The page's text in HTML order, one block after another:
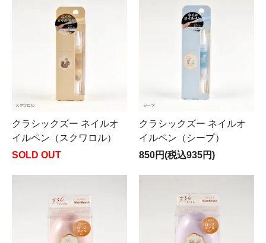
クラシックズー ネイルオ
イルペン（スクワロル）
SOLD OUT
クラシックズー ネイルオ
イルペン（シープ）
850円(税込935円)